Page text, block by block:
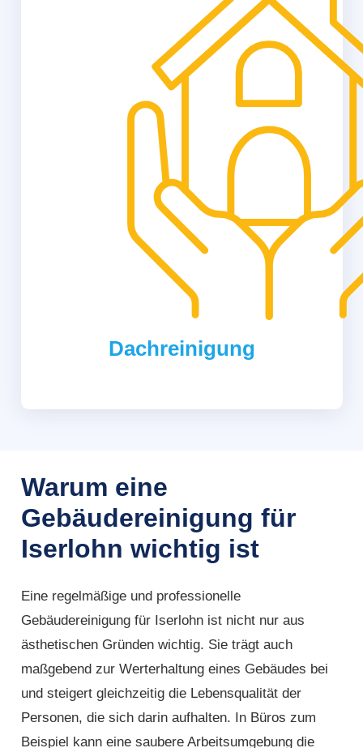
Dachreinigung
Warum eine
Gebäudereinigung für
Iserlohn wichtig ist
Eine regelmäßige und professionelle
Gebäudereinigung für Iserlohn ist nicht nur aus
ästhetischen Gründen wichtig. Sie trägt auch
maßgebend zur Werterhaltung eines Gebäudes bei
und steigert gleichzeitig die Lebensqualität der
Personen, die sich darin aufhalten. In Büros zum
Beispiel kann eine saubere Arbeitsumgebung die